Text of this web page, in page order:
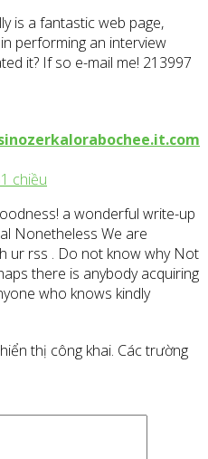
is a fantastic web page,
performing an interview
it? If so e-mail me! 213997
chiều
a wonderful write-up
Nonetheless We are
ur rss . Do not know why Not
there is anybody acquiring
who knows kindly
thị công khai. Các trường